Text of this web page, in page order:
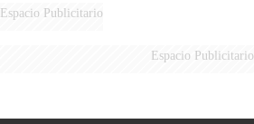
Espacio Publicitario
Espacio Publicitario